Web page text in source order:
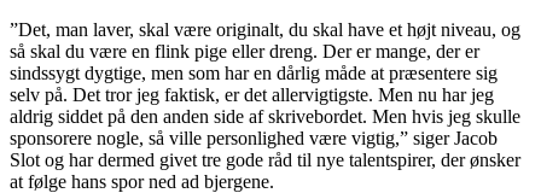
”Det, man laver, skal være originalt, du skal have et højt niveau, og
så skal du være en flink pige eller dreng. Der er mange, der er
sindssygt dygtige, men som har en dårlig måde at præsentere sig
selv på. Det tror jeg faktisk, er det allervigtigste. Men nu har jeg
aldrig siddet på den anden side af skrivebordet. Men hvis jeg skulle
sponsorere nogle, så ville personlighed være vigtig,” siger Jacob
Slot og har dermed givet tre gode råd til nye talentspirer, der ønsker
at følge hans spor ned ad bjergene.